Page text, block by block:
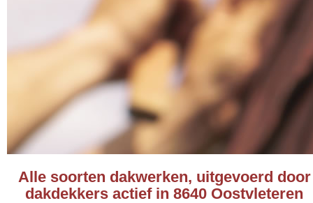
Alle soorten dakwerken, uitgevoerd door
dakdekkers actief in 8640 Oostvleteren